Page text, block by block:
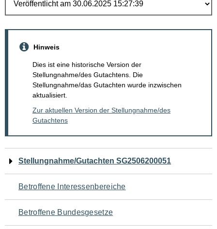
Hinweis
Dies ist eine historische Version der
Stellungnahme/des Gutachtens. Die
Stellungnahme/das Gutachten wurde inzwischen
aktualisiert.
Zur aktuellen Version der Stellungnahme/des
Gutachtens
Navigation
für
den
Seiteninhalt
Stellungnahme/Gutachten SG2506200051
Betroffene Interessenbereiche
Betroffene Bundesgesetze